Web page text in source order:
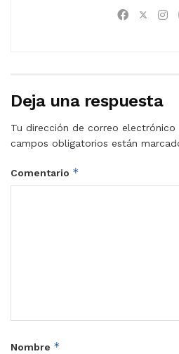
Deja una respuesta
Tu dirección de correo electrónico
campos obligatorios están
Comentario *
Nombre *